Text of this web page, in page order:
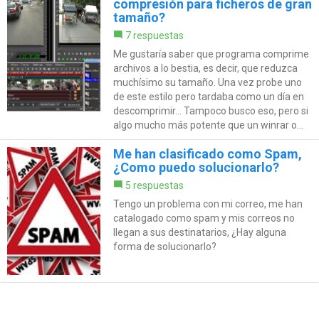
compresión para ficheros de gran
tamaño?
7 respuestas
Me gustaría saber que programa comprime
archivos a lo bestia, es decir, que reduzca
muchísimo su tamaño. Una vez probe uno
de este estilo pero tardaba como un día en
descomprimir... Tampoco busco eso, pero si
algo mucho más potente que un winrar o...
Me han clasificado como Spam,
¿Como puedo solucionarlo?
5 respuestas
Tengo un problema con mi correo, me han
catalogado como spam y mis correos no
llegan a sus destinatarios, ¿Hay alguna
forma de solucionarlo?